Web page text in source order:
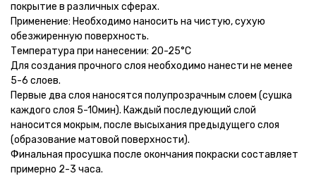
покрытие в различных сферах.
Применение: Необходимо наносить на чистую, сухую
обезжиренную поверхность.
Температура при нанесении: 20-25°С
Для создания прочного слоя необходимо нанести не менее
5-6 слоев.
Первые два слоя наносятся полупрозрачным слоем (сушка
каждого слоя 5-10мин). Каждый последующий слой
наносится мокрым, после высыхания предыдущего слоя
(образование матовой поверхности).
Финальная просушка после окончания покраски составляет
примерно 2-3 часа.